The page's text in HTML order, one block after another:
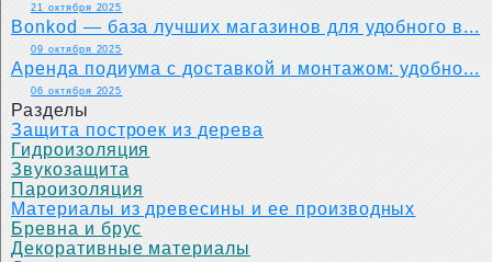
21 октября 2025
Bonkod — база лучших магазинов для удобного в...
09 октября 2025
Аренда подиума с доставкой и монтажом: удобно...
06 октября 2025
Разделы
Защита построек из дерева
Гидроизоляция
Звукозащита
Пароизоляция
Материалы из древесины и ее производных
Бревна и брус
Декоративные материалы